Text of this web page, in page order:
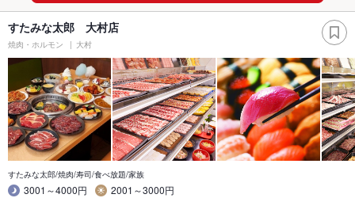
すたみな太郎 大村店
焼肉・ホルモン 大村
すたみな太郎/焼肉/寿司/食べ放題/家族
3001～4000円
2001～3000円